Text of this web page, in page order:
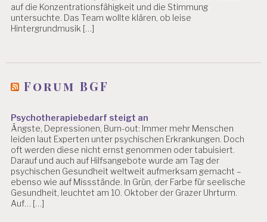
auf die Konzentrationsfähigkeit und die Stimmung
untersuchte. Das Team wollte klären, ob leise
Hintergrundmusik […]
Forum BGF
Psychotherapiebedarf steigt an
Ängste, Depressionen, Burn-out: Immer mehr Menschen
leiden laut Experten unter psychischen Erkrankungen. Doch
oft werden diese nicht ernst genommen oder tabuisiert.
Darauf und auch auf Hilfsangebote wurde am Tag der
psychischen Gesundheit weltweit aufmerksam gemacht –
ebenso wie auf Missstände. In Grün, der Farbe für seelische
Gesundheit, leuchtet am 10. Oktober der Grazer Uhrturm.
Auf… […]